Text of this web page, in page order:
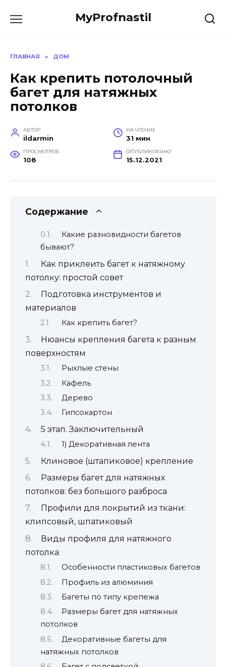
MyProfnastil
ГЛАВНАЯ » ДОМ
Как крепить потолочный
багет для натяжных
потолков
АВТОР
ildarmin
НА ЧТЕНИЕ
31 мин
ПРОСМОТРОВ
108
ОПУБЛИКОВАНО
15.12.2021
Содержание
Какие разновидности багетов
бывают?
Как приклеить багет к натяжному
потолку: простой совет
Подготовка инструментов и
материалов
Как крепить багет?
Нюансы крепления багета к разным
поверхностям
Рыхлые стены
Кафель
Дерево
Гипсокартон
5 этап. Заключительный
1) Декоративная лента
Клиновое (штапиковое) крепление
Размеры багет для натяжных
потолков: без большого разброса
Профили для покрытий из ткани:
клипсовый, шпатиковый
Виды профиля для натяжного
потолка
Особенности пластиковых багетов
Профиль из алюминия
Багеты по типу крепежа
Размеры багет для натяжных
потолков
Декоративные багеты для
натяжных потолков